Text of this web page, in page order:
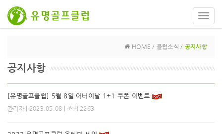
HOME / 클럽소식 / 공지사항
공지사항
[유명골프클럽] 5월 8일 어버이날 1+1 쿠폰 이벤트
관리자| 2023.05.08 | 조회 2263